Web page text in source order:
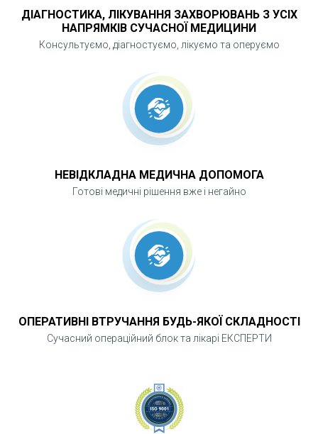
ДІАГНОСТИКА, ЛІКУВАННЯ ЗАХВОРЮВАНЬ З УСІХ
НАПРЯМКІВ СУЧАСНОЇ МЕДИЦИНИ
Консультуємо, діагностуємо, лікуємо та оперуємо
НЕВІДКЛАДНА МЕДИЧНА ДОПОМОГА
Готові медичні рішення вже і негайно
ОПЕРАТИВНІ ВТРУЧАННЯ БУДЬ-ЯКОЇ СКЛАДНОСТІ
Сучасний операційний блок та лікарі ЕКСПЕРТИ